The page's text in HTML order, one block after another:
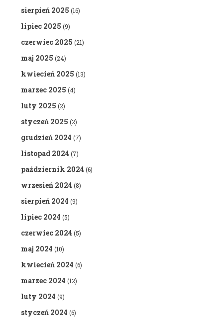
sierpień 2025 (16)
lipiec 2025 (9)
czerwiec 2025 (21)
maj 2025 (24)
kwiecień 2025 (13)
marzec 2025 (4)
luty 2025 (2)
styczeń 2025 (2)
grudzień 2024 (7)
listopad 2024 (7)
październik 2024 (6)
wrzesień 2024 (8)
sierpień 2024 (9)
lipiec 2024 (5)
czerwiec 2024 (5)
maj 2024 (10)
kwiecień 2024 (6)
marzec 2024 (12)
luty 2024 (9)
styczeń 2024 (6)